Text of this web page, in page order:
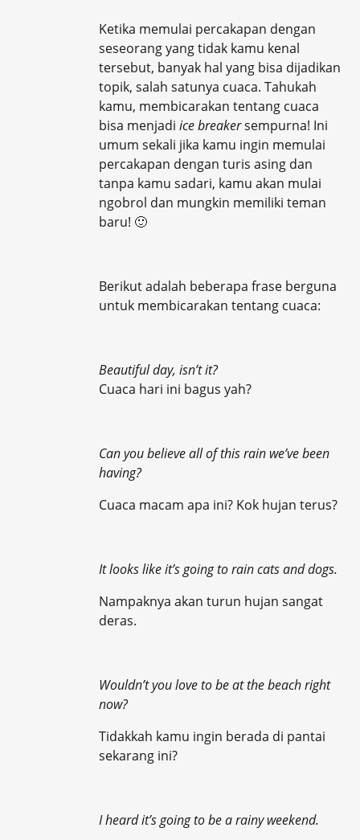
Ketika memulai percakapan dengan
seseorang yang tidak kamu kenal
tersebut, banyak hal yang bisa dijadikan
topik, salah satunya cuaca. Tahukah
kamu, membicarakan tentang cuaca
bisa menjadiice breakersempurna! Ini
umum sekali jika kamu ingin memulai
percakapan dengan turis asing dan
tanpa kamu sadari, kamu akan mulai
ngobrol dan mungkin memiliki teman
baru! 🙂
Berikut adalah beberapa frase berguna
untuk membicarakan tentang cuaca:
Beautiful day, isn’t it?
Cuaca hari ini bagus yah?
Can you believe all of this rain we’ve been
having?
Cuaca macam apa ini? Kok hujan terus?
It looks like it’s going to rain cats and dogs.
Nampaknya akan turun hujan sangat
deras.
Wouldn’t you love to be at the beach right
now?
Tidakkah kamu ingin berada di pantai
sekarang ini?
I heard it’s going to be a rainy weekend.